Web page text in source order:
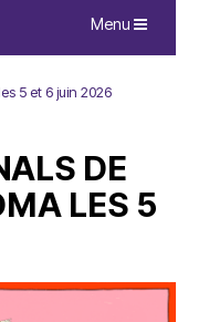
Navigation
Menu
5 et 6 juin 2026
DE
LES 5